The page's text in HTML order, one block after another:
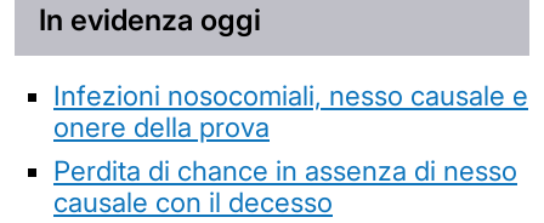
In evidenza oggi
Infezioni nosocomiali, nesso causale e
onere della prova
Perdita di chance in assenza di nesso
causale con il decesso